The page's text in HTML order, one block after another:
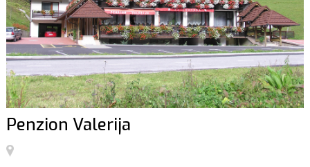
Penzion Valerija